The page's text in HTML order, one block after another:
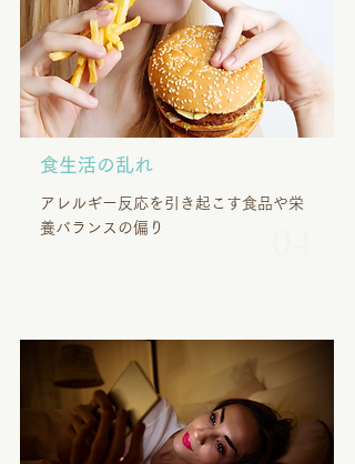
食生活の乱れ
アレルギー反応を引き起こす食品や栄
養バランスの偏り